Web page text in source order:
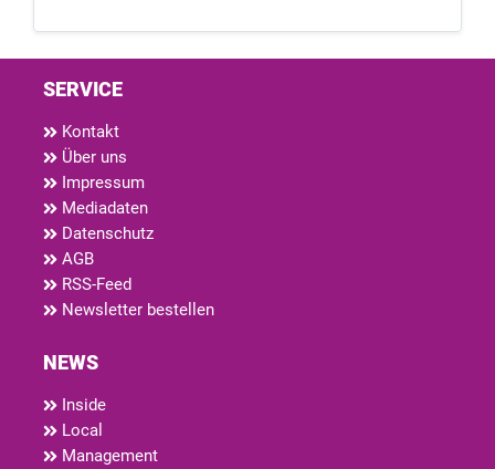
SERVICE
Kontakt
Über uns
Impressum
Mediadaten
Datenschutz
AGB
RSS-Feed
Newsletter bestellen
NEWS
Inside
Local
Management